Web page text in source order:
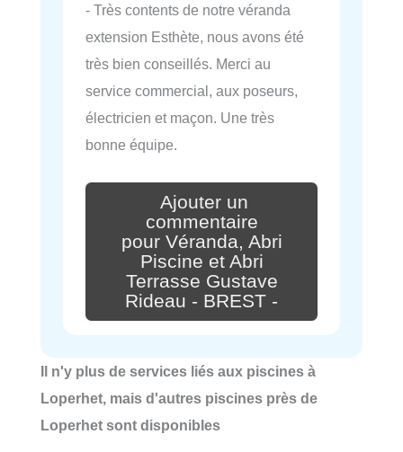
- Très contents de notre véranda
extension Esthète, nous avons été
très bien conseillés. Merci au
service commercial, aux poseurs,
électricien et maçon. Une très
bonne équipe.
Ajouter un
commentaire
pour Véranda, Abri
Piscine et Abri
Terrasse Gustave
Rideau - BREST -
Il n'y plus de services liés aux piscines à
Loperhet, mais d'autres piscines près de
Loperhet sont disponibles